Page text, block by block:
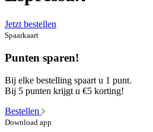
Jetzt bestellen
Spaarkaart
Punten sparen!
Bij elke bestelling spaart u 1 punt.
Bij 5 punten krijgt u €5 korting!
Bestellen
Download app